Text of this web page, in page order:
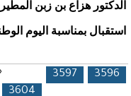
الدكتور هزاع بن زبن
استقبال بمناسبة اليوم الوطني الـ90 للمملكة
الصفحات
3596
3597
3604